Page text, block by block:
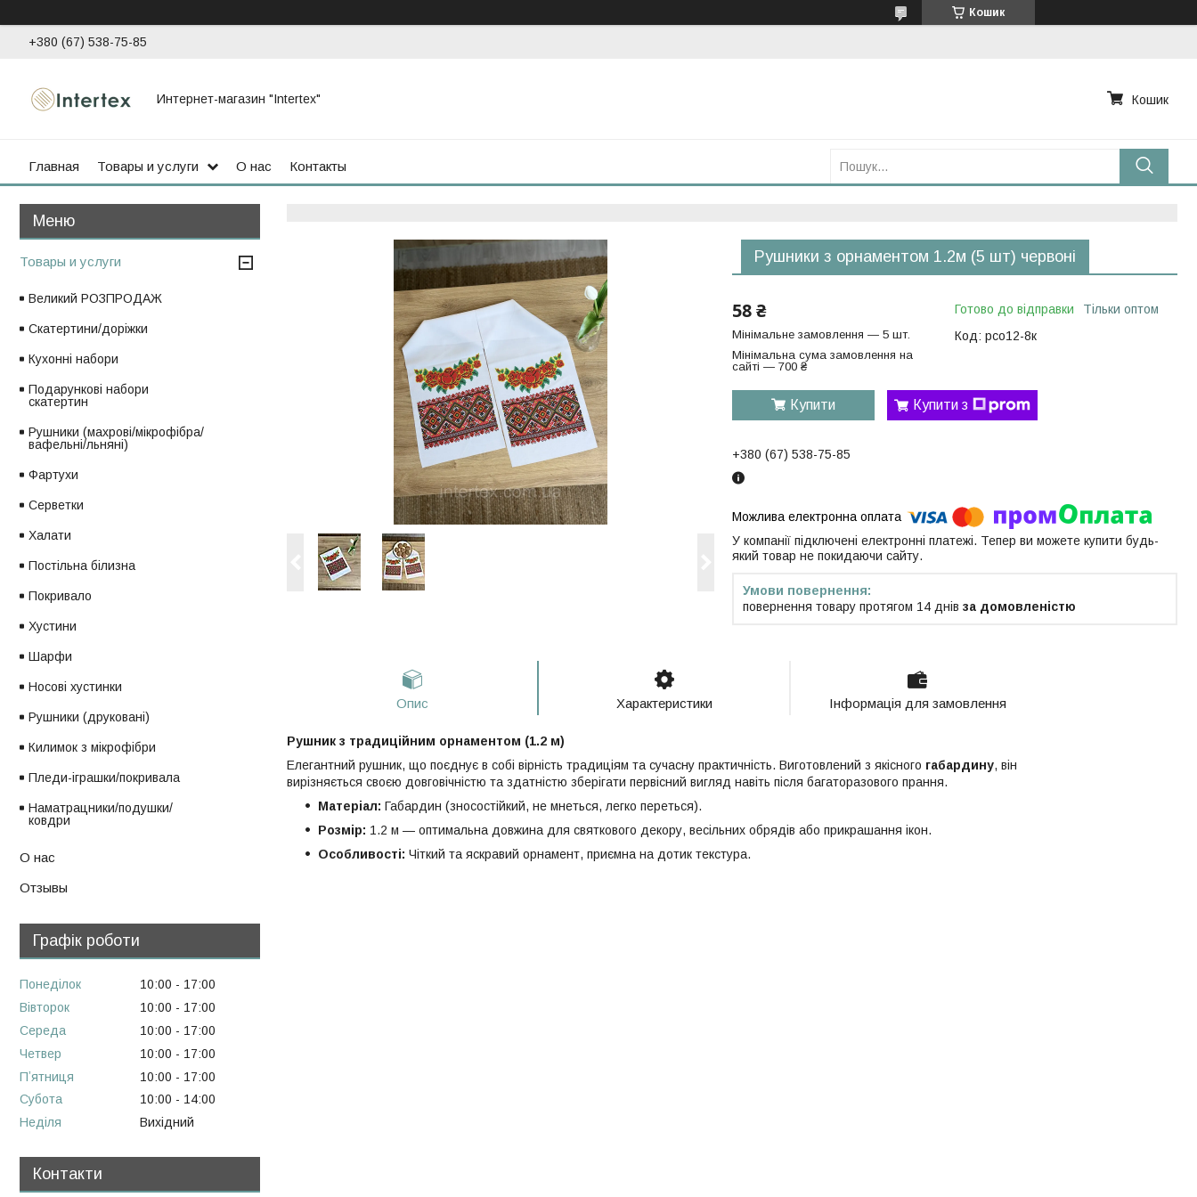
Кошик
+380 (67) 538-75-85
Интернет-магазин "Intertex" Кошик
Главная Товары и услуги О нас Контакты
Рушники з орнаментом 1.2м (5 шт) червоні
58 ₴
Мінімальне замовлення — 5 шт.
Мінімальна сума замовлення на
сайті — 700 ₴
Готово до відправки
Тільки оптом
Код: рсо12-8к
Купити Купити з
+380 (67) 538-75-85
У компанії підключені електронні платежі. Тепер ви можете купити будь-
який товар не покидаючи сайту.
повернення товару протягом 14 днів за домовленістю
Опис Характеристики Інформація для замовлення
Рушник з традиційним орнаментом (1.2 м)
Елегантний рушник, що поєднує в собі вірність традиціям та сучасну практичність. Виготовлений з якісного габардину, він
вирізняється своєю довговічністю та здатністю зберігати первісний вигляд навіть після багаторазового прання.
Матеріал: Габардин (зносостійкий, не мнеться, легко переться).
Розмір: 1.2 м — оптимальна довжина для святкового декору, весільних обрядів або прикрашання ікон.
Особливості: Чіткий та яскравий орнамент, приємна на дотик текстура.
Товары и услуги
Великий РОЗПРОДАЖ
Скатертини/доріжки
Кухонні набори
Подарункові набори
скатертин
Рушники (махрові/мікрофібра/
вафельні/льняні)
Фартухи
Серветки
Халати
Постільна білизна
Покривало
Хустини
Шарфи
Носові хустинки
Рушники (друковані)
Килимок з мікрофібри
Пледи-іграшки/покривала
Наматрацники/подушки/
ковдри
О нас
Отзывы
Графік роботи
Понеділок 10:00
17:00
Вівторок
10:00
17:00
Середа
10:00
17:00
Четвер
10:00
17:00
Пʼятниця
10:00
17:00
Субота
10:00
14:00
Неділя
Вихідний
Контакти